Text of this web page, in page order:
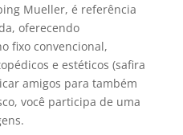
Mueller, é referência
oferecendo
fixo convencional,
e estéticos (safira
amigos para também
você participa de uma